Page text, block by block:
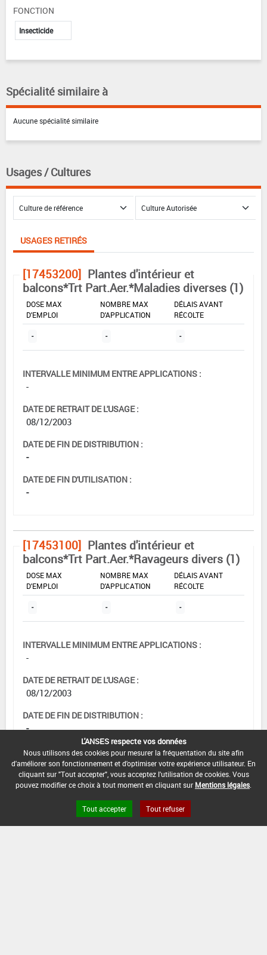
FONCTION
Insecticide
Spécialité similaire à
Aucune spécialité similaire
Usages / Cultures
USAGES RETIRÉS
[17453200] Plantes d'intérieur et
balcons*Trt Part.Aer.*Maladies diverses (1)
DOSE MAX
D'EMPLOI
NOMBRE MAX
D'APPLICATION
DÉLAIS AVANT
RÉCOLTE
- - -
INTERVALLE MINIMUM ENTRE APPLICATIONS :
-
DATE DE RETRAIT DE L'USAGE :
08/12/2003
DATE DE FIN DE DISTRIBUTION :
-
DATE DE FIN D'UTILISATION :
-
[17453100] Plantes d'intérieur et
balcons*Trt Part.Aer.*Ravageurs divers (1)
DOSE MAX
D'EMPLOI
NOMBRE MAX
D'APPLICATION
DÉLAIS AVANT
RÉCOLTE
- - -
INTERVALLE MINIMUM ENTRE APPLICATIONS :
-
DATE DE RETRAIT DE L'USAGE :
08/12/2003
DATE DE FIN DE DISTRIBUTION :
-
DATE DE FIN D'UTILISATION :
-
L'ANSES respecte vos données
Nous utilisons des cookies pour mesurer la fréquentation du site afin
d'améliorer son fonctionnement et d'optimiser votre expérience utilisateur. En
cliquant sur "Tout accepter", vous acceptez l'utilisation de cookies. Vous
pouvez modifier ce choix à tout moment en cliquant sur Mentions légales
Tout accepter Tout refuser